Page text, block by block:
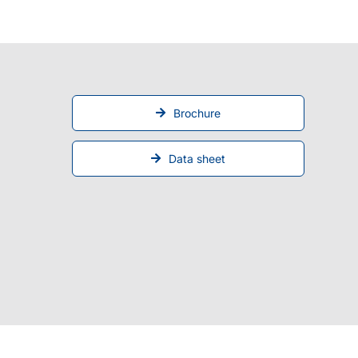
Brochure
Data sheet